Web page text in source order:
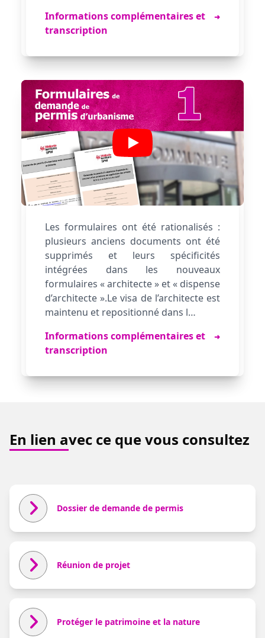
Informations complémentaires et
transcription
➜
Flèche indiquant plus d'informations
Les formulaires ont été rationalisés :
plusieurs anciens documents ont été
supprimés et leurs spécificités
intégrées dans les nouveaux
formulaires « architecte » et « dispense
d’architecte ».Le visa de l’architecte est
maintenu et repositionné dans l…
Informations complémentaires et
transcription
➜
Flèche indiquant plus d'informations
En lien avec ce que vous consultez
Dossier de demande de permis
Réunion de projet
Protéger le patrimoine et la nature